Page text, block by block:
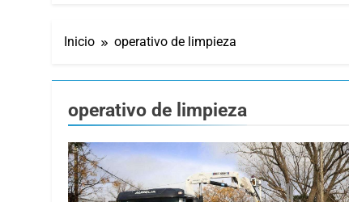
Inicio operativo de limpieza
operativo de limpieza